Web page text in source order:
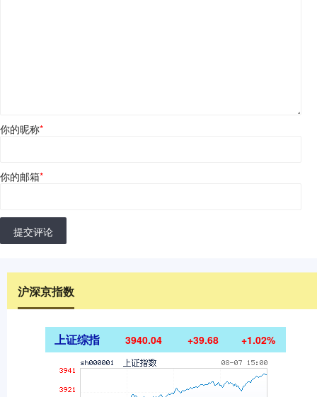
你的昵称*
你的邮箱*
提交评论
沪深京指数
上证综指 3940.04 +39.68 +1.02%